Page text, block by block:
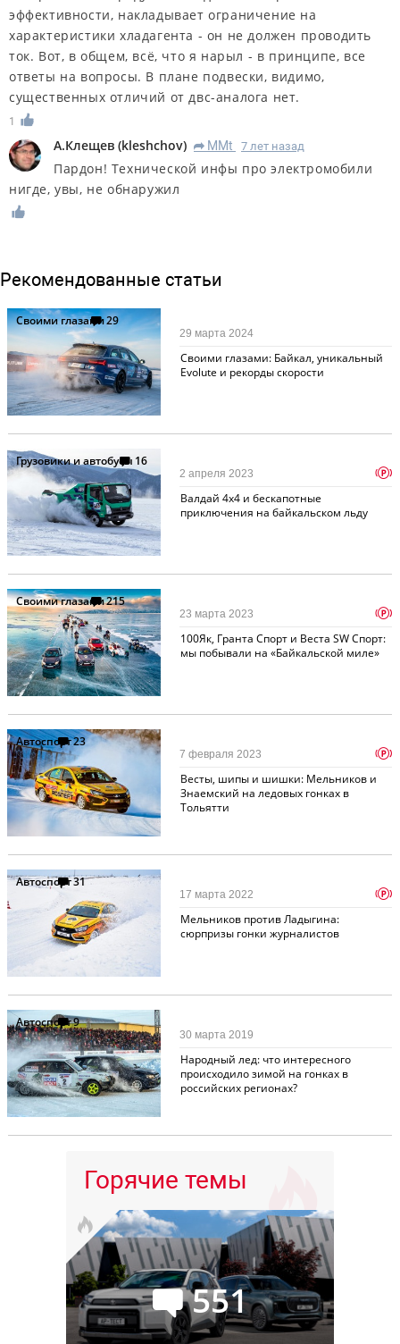
эффективности, накладывает ограничение на
характеристики хладагента - он не должен проводить
ток. Вот, в общем, всё, что я нарыл - в принципе, все
ответы на вопросы. В плане подвески, видимо,
существенных отличий от двс-аналога нет.
1
А.Клещев (kleshchov) R MMt 7 лет назад
Пардон! Технической инфы про электромобили
нигде, увы, не обнаружил
Рекомендованные статьи
Своими глазами29
Своими глазами: Байкал, уникальный
Evolute и рекорды скорости
29 марта 2024
Грузовики и автобусы 16
Валдай 4x4 и бескапотные
приключения на байкальском льду
2 апреля 2023 p
Своими глазами215
100Як, Гранта Спорт и Веста SW Спорт:
мы побывали на «Байкальской миле»
23 марта 2023 p
Автоспорт23
Весты, шипы и шишки: Мельников и
Знаемский на ледовых гонках в
Тольятти
7 февраля 2023 p
Автоспорт31
Мельников против Ладыгина:
сюрпризы гонки журналистов
17 марта 2022 p
Автоспорт9
Народный лед: что интересного
происходило зимой на гонках в
российских регионах?
30 марта 2019
Горячие темы
551